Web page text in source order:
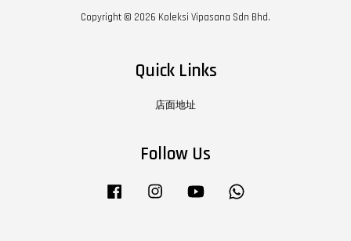
Copyright © 2026 Koleksi Vipasana Sdn Bhd.
Quick Links
店面地址
Follow Us
Facebook Instagram YouTube